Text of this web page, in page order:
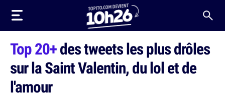
Top 20+des tweets les plus drôles
sur la Saint Valentin, du lol et de
l'amour